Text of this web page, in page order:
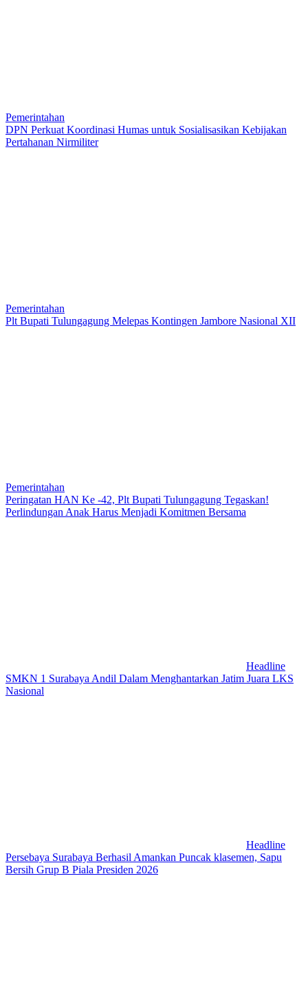
Pemerintahan
DPN Perkuat Koordinasi Humas untuk Sosialisasikan Kebijakan
Pertahanan Nirmiliter
Pemerintahan
Plt Bupati Tulungagung Melepas Kontingen Jambore Nasional XII
Pemerintahan
Peringatan HAN Ke -42, Plt Bupati Tulungagung Tegaskan!
Perlindungan Anak Harus Menjadi Komitmen Bersama
Headline
SMKN 1 Surabaya Andil Dalam Menghantarkan Jatim Juara LKS
Nasional
Headline
Persebaya Surabaya Berhasil Amankan Puncak klasemen, Sapu
Bersih Grup B Piala Presiden 2026